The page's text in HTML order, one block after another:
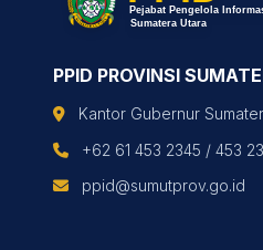
PPID PROVINSI
Kantor Gubernur
+62 61 453 2345 / 453
ppid@sumutprov.go.id